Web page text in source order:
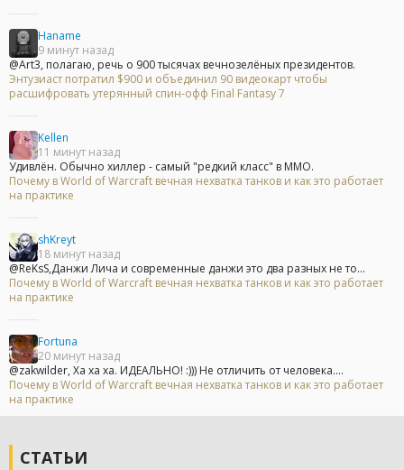
Haname
9 минут назад
@Art3, полагаю, речь о 900 тысячах вечнозелёных президентов.
Энтузиаст потратил $900 и объединил 90 видеокарт чтобы
расшифровать утерянный спин-офф Final Fantasy 7
Kellen
11 минут назад
Удивлён. Обычно хиллер - самый "редкий класс" в ММО.
Почему в World of Warcraft вечная нехватка танков и как это работает
на практике
shKreyt
18 минут назад
@ReKsS,Данжи Лича и современные данжи это два разных не то...
Почему в World of Warcraft вечная нехватка танков и как это работает
на практике
Fortuna
20 минут назад
@zakwilder, Ха ха ха. ИДЕАЛЬНО! :))) Не отличить от человека....
Почему в World of Warcraft вечная нехватка танков и как это работает
на практике
СТАТЬИ